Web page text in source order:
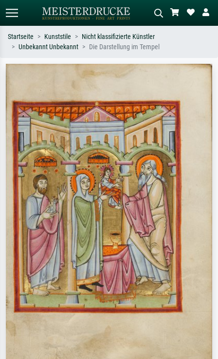
Suchen Sie nach Künstlern, Werktiteln
oder Stilen – z.B. Monet,
Sternennacht, Impressionismus, Welle
Hokusai, Akt.
Beschreiben Sie die Szene – z.B. Grüne
Baum.
Startseite Kunststile
Nicht klassifizierte Künstler
Unbekannt Unbekannt
Die Darstellung im Tempel